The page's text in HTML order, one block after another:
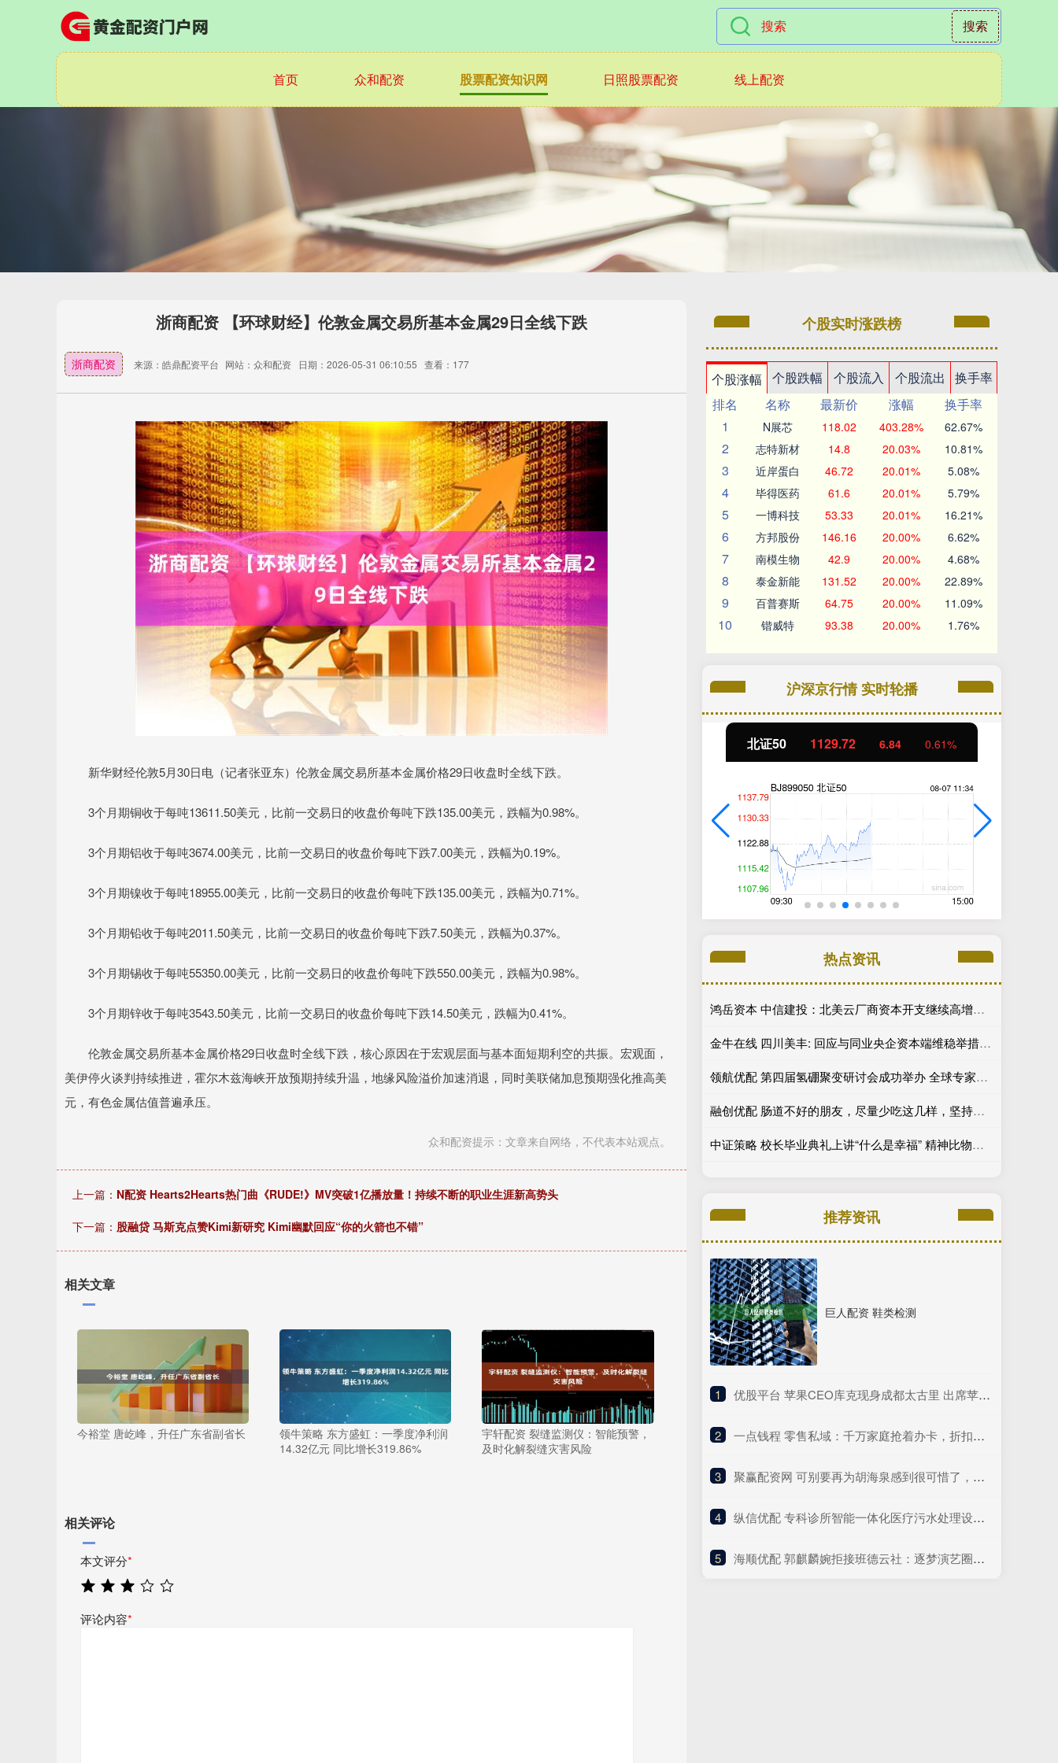
搜索
首页 众和配资 股票配资知识网 日照股票配资 线上配资
浙商配资 【环球财经】伦敦金属交易所基本金属29日全线下跌
浙商配资 来源：皓鼎配资平台 网站：众和配资 日期：2026-05-31 06:10:55 查看：177
新华财经伦敦5月30日电（记者张亚东）伦敦金属交易所基本金属价格29日收盘时全线下跌。
3个月期铜收于每吨13611.50美元，比前一交易日的收盘价每吨下跌135.00美元，跌幅为0.98%。
3个月期铝收于每吨3674.00美元，比前一交易日的收盘价每吨下跌7.00美元，跌幅为0.19%。
3个月期镍收于每吨18955.00美元，比前一交易日的收盘价每吨下跌135.00美元，跌幅为0.71%。
3个月期铅收于每吨2011.50美元，比前一交易日的收盘价每吨下跌7.50美元，跌幅为0.37%。
3个月期锡收于每吨55350.00美元，比前一交易日的收盘价每吨下跌550.00美元，跌幅为0.98%。
3个月期锌收于每吨3543.50美元，比前一交易日的收盘价每吨下跌14.50美元，跌幅为0.41%。
伦敦金属交易所基本金属价格29日收盘时全线下跌，核心原因在于宏观层面与基本面短期利空的共振。宏观面，
美伊停火谈判持续推进，霍尔木兹海峡开放预期持续升温，地缘风险溢价加速消退，同时美联储加息预期强化推高美
元，有色金属估值普遍承压。
众和配资提示：文章来自网络，不代表本站观点。
上一篇： N配资 Hearts2Hearts热门曲《RUDE!》MV突破1亿播放量！持续不断的职业生涯新高势头
下一篇： 股融贷 马斯克点赞Kimi新研究 Kimi幽默回应“你的火箭也不错”
相关文章
今裕堂 唐屹峰，升任广东省副省长
领牛策略 东方盛虹：一季度净利润
14.32亿元 同比增长319.86%
宇轩配资 裂缝监测仪：智能预警，
及时化解裂缝灾害风险
相关评论
本文评分*
评论内容*
个股实时涨跌榜
个股涨幅 个股跌幅 个股流入 个股流出
换手率
排名
名称 最新价 涨幅
换手率
1
N展芯 118.02 403.28% 62.67%
2 志特新材 14.8 20.03% 10.81%
3 近岸蛋白 46.72 20.01% 5.08%
4 毕得医药 61.6 20.01% 5.79%
5 一博科技 53.33 20.01% 16.21%
6 方邦股份 146.16 20.00% 6.62%
7 南模生物 42.9 20.00% 4.68%
8 泰金新能 131.52 20.00% 22.89%
9 百普赛斯 64.75 20.00% 11.09%
10 锴威特 93.38 20.00% 1.76%
沪深京行情 实时轮播
北证50 1129.72 6.84 0.61%
热点资讯
鸿岳资本 中信建投：北美云厂商资本开支继续高增长 关注算力超跌与高股息标的
金牛在线 四川美丰: 回应与同业央企资本端维稳举措执行力度差距问题
领航优配 第四届氢硼聚变研讨会成功举办 全球专家学者共研未来能源创新
融创优配 肠道不好的朋友，尽量少吃这几样，坚持下去，你的肠道就好了大半
中证策略 校长毕业典礼上讲“什么是幸福” 精神比物质更重要
推荐资讯
巨人配资 鞋类检测
1 ​优股平台 苹果CEO库克现身成都太古里 出席苹果50周年庆典活动
2 ​一点钱程 零售私域：千万家庭抢着办卡，折扣牛超市不靠大牌靠&quot;卖信任&quot;？
3 ​聚赢配资网 可别要再为胡海泉感到很可惜了，因为他正在另一个圈子，风生水起
4 ​纵信优配 专科诊所智能一体化医疗污水处理设备十大品牌中科蔚蓝—— 医疗污水智能处理专家
5 ​海顺优配 郭麒麟婉拒接班德云社：逐梦演艺圈，书写别样人生_管理_郭德纲_事务